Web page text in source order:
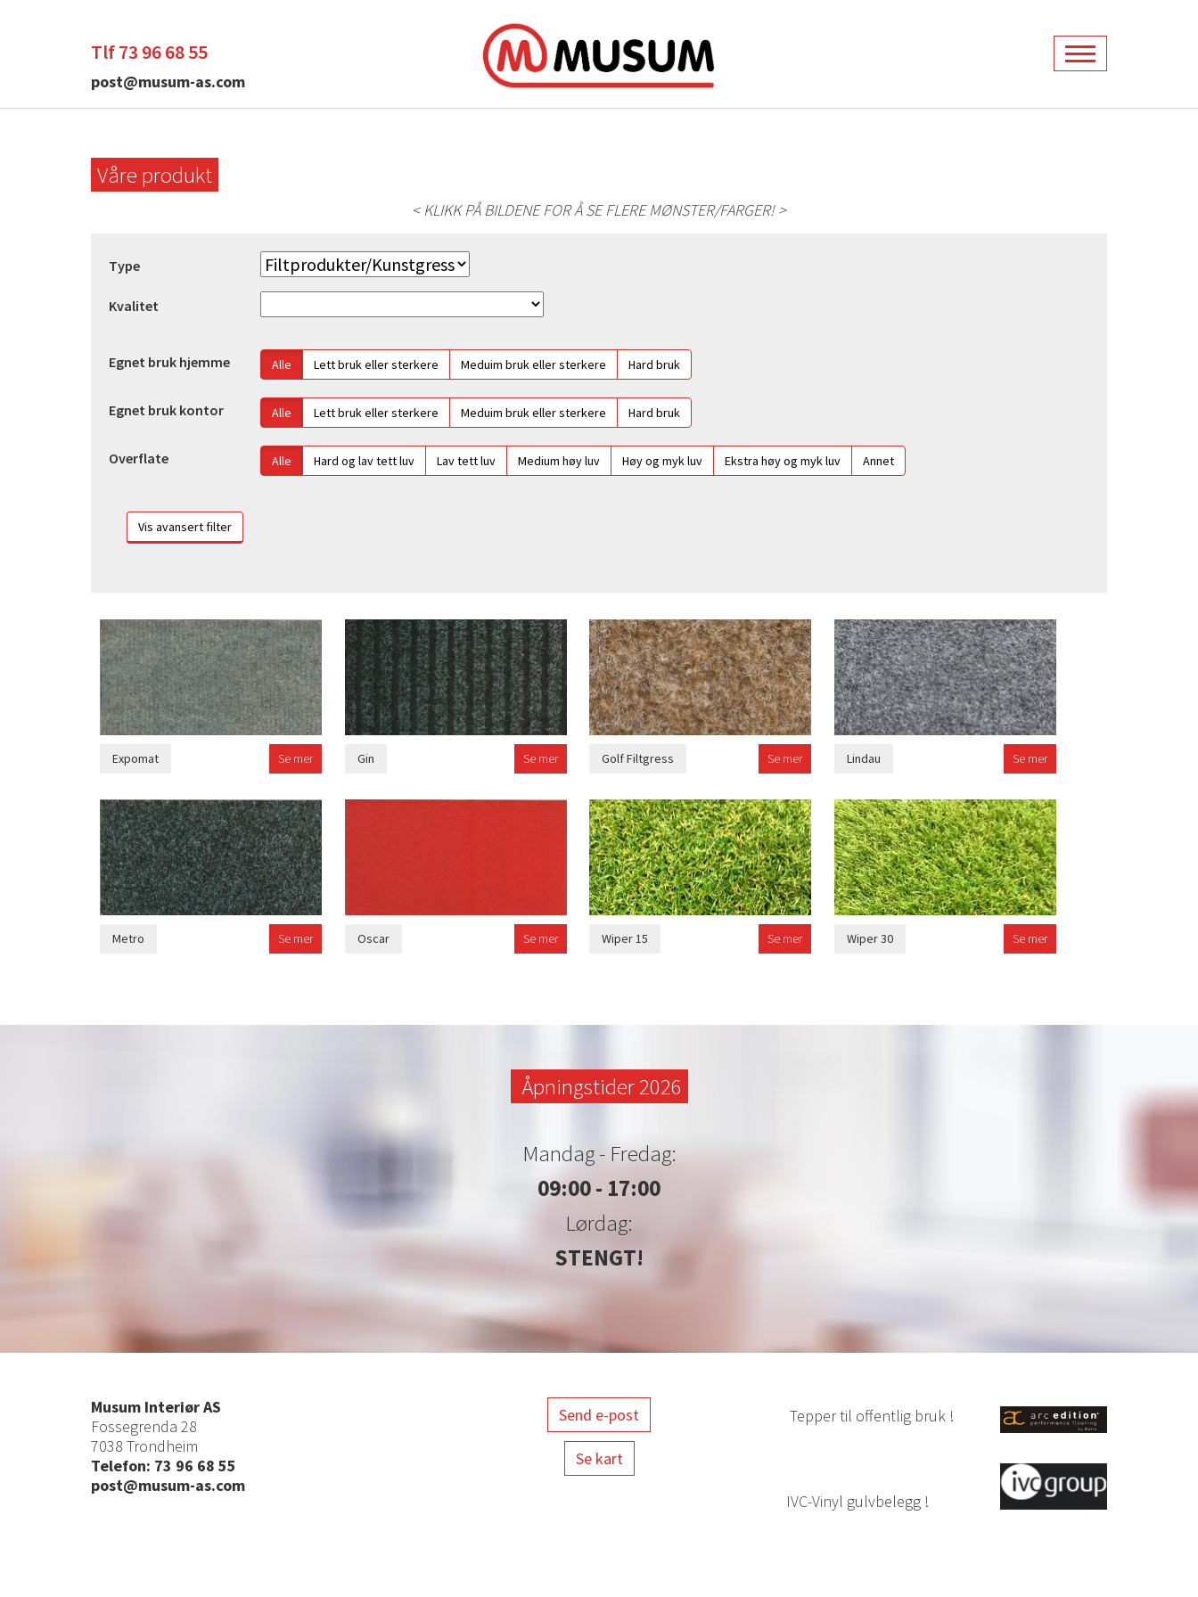
Tlf 73 96 68 55
post@musum-as.com
Våre produkt
< KLIKK PÅ BILDENE FOR Å SE FLERE MØNSTER/FARGER! >
Type
Kvalitet
Egnet bruk hjemme Alle Lett bruk eller sterkere Meduim bruk eller sterkere Hard bruk
Egnet bruk kontor Alle Lett bruk eller sterkere Meduim bruk eller sterkere Hard bruk
Overflate Alle Hard og lav tett luv Lav tett luv Medium høy luv Høy og myk luv Ekstra høy og myk luv Annet
Expomat Se mer Gin Se mer Golf Filtgress Se mer Lindau Se mer
Metro Se mer Oscar Se mer Wiper 15 Se mer Wiper 30 Se mer
Åpningstider 2026
Mandag - Fredag:
09:00 - 17:00
Lørdag:
STENGT!
Musum Interiør AS
Fossegrenda 28
7038 Trondheim
Telefon: 73 96 68 55
post@musum-as.com
Send e-post
Se kart
Tepper til offentlig bruk !
IVC-Vinyl gulvbelegg !